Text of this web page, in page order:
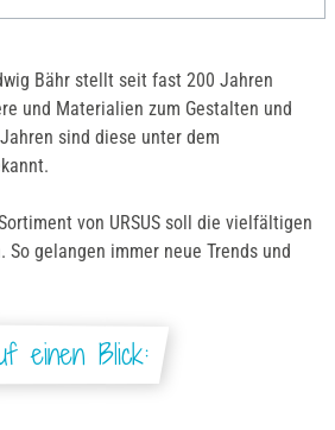
Bähr stellt seit fast 200 Jahren
und Materialien zum Gestalten und
sind diese unter dem
von URSUS soll die vielfältigen
So gelangen immer neue Trends und
einen Blick: